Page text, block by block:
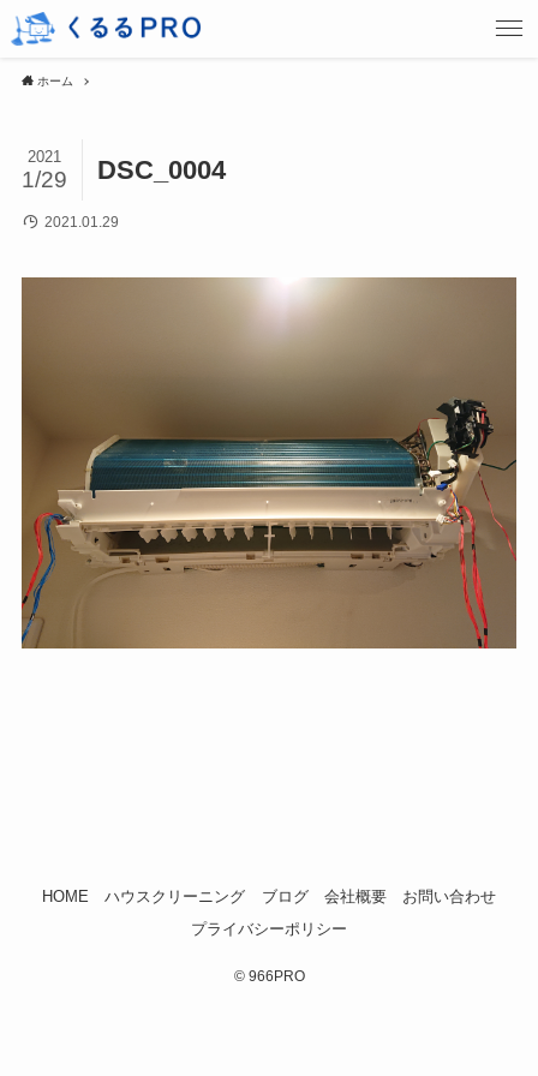
ホーム
DSC_0004
2021
1/29
2021.01.29
HOME ハウスクリーニング ブログ 会社概要
お問い合わせ
プライバシーポリシー
©966PRO